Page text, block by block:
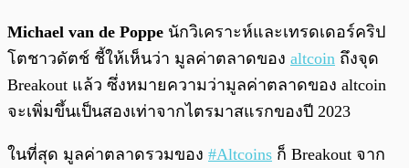
Michael van de Poppe นักวิเคราะห์และเทรดเดอร์คริป
โตชาวดัตช์ ชี้ให้เห็นว่า มูลค่าตลาดของ altcoin ถึงจุด
Breakout แล้ว ซึ่งหมายความว่ามูลค่าตลาดของ altcoin
จะเพิ่มขึ้นเป็นสองเท่าจากไตรมาสแรกของปี 2023
ในที่สุด มูลค่าตลาดรวมของ #Altcoins ก็ Breakout จาก